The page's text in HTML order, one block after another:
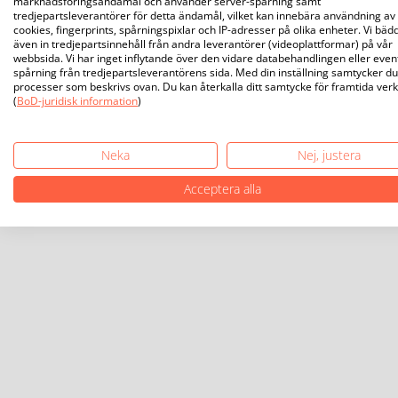
tredjepartsleverantörer för detta ändamål, vilket kan innebära användning av
cookies, fingerprints, spårningspixlar och IP-adresser på olika enheter. Vi
även in tredjepartsinnehåll från andra leverantörer (videoplattformar) på vår
webbsida. Vi har inget inflytande över den vidare databehandlingen eller
spårning från tredjepartsleverantörens sida. Med din inställning samtycker
processer som beskrivs ovan. Du kan återkalla ditt samtycke för framtida
(BoD-juridisk information)
Neka
Nej, justera
Acceptera alla